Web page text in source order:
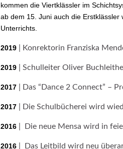
kommen die Viertklässler im
ab dem 15. Juni auch die
Unterrichts.
2019 | Konrektorin Franziska
2019 | Schulleiter Oliver
2017 | Das “Dance 2 Connect” –
2017 | Die Schulbücherei wird
2016 | Die neue Mensa wird in
2016 | Das Leitbild wird neu